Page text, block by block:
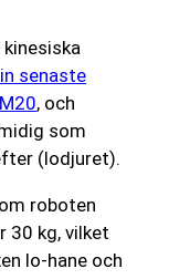
senaste
, och
som
(lodjuret).
roboten
30 kg, vilket
lo-hane och